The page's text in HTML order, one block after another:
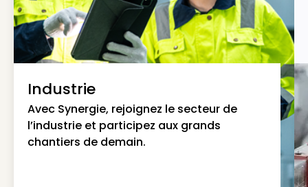
Industrie
Avec Synergie, rejoignez le secteur de
l’industrie et participez aux grands
chantiers de demain.